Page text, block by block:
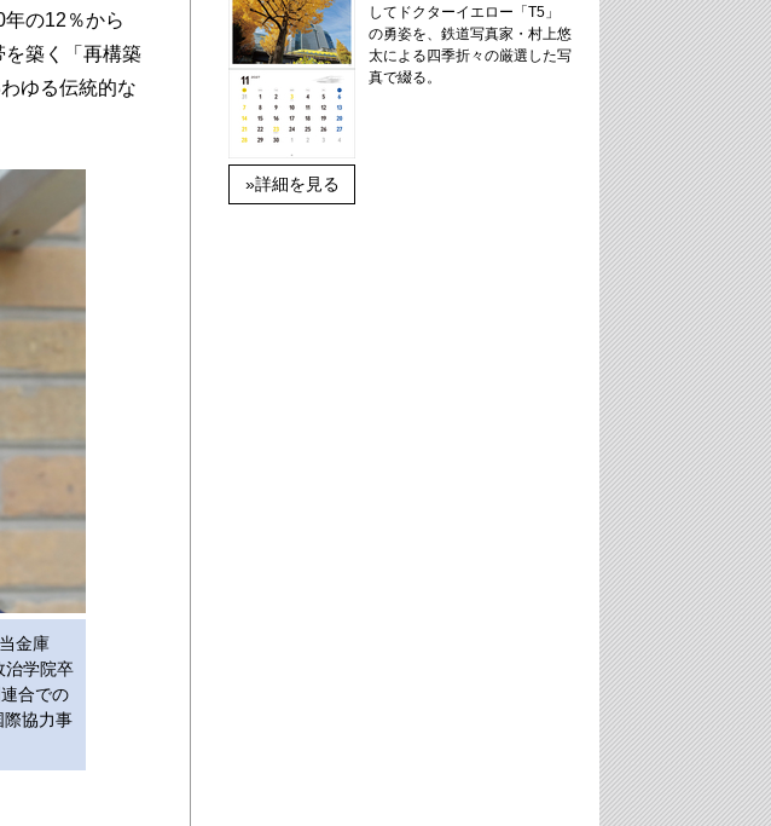
の12％から
築く「再構築
ゆる伝統的な
金庫
治学院卒
合での
際協力事
»詳細を見る
してドクターイエロー「T5」
の勇姿を、鉄道写真家・村上悠
太による四季折々の厳選した写
真で綴る。